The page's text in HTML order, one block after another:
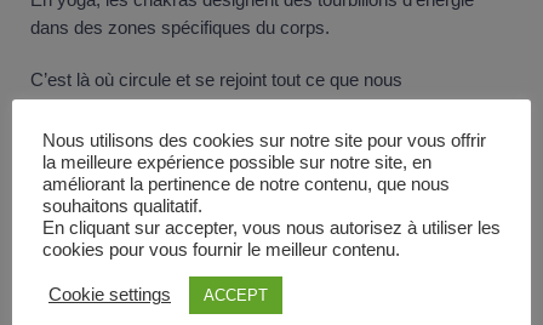
dans des zones spécifiques du corps.
C’est là où circule et se rejoint tout ce que nous
et l’esprit.
On en compte 7 au total, et chaque chakra est comme un
interrupteur qui active ou ouvre des schémas de
comportements, de pensées ou de réactions émotionnelles.
Aller plus loin sur les Chakras
Nous utilisons des cookies sur notre site pour vous offrir
la meilleure expérience possible sur notre site, en
améliorant la pertinence de notre contenu, que nous
souhaitons qualitatif.
En cliquant sur accepter, vous nous autorisez à utiliser les
cookies pour vous fournir le meilleur contenu.
Cookie settings ACCEPT